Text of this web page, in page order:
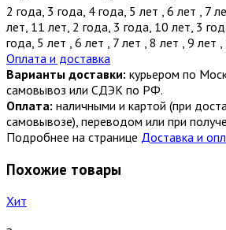
2 года 3 года 4 года 5 лет 6 лет 7
лет 11 лет 2 года 3 года 10 лет 3
года 5 лет 6 лет 7 лет 8 лет 9 лет
Оплата и доставка
Варианты доставки: курьером по
самовывоз или СДЭК по РФ.
Оплата: наличными и картой (при
самовывозе), переводом или при
Подробнее на странице Доставка и
Похожие товары
Хит